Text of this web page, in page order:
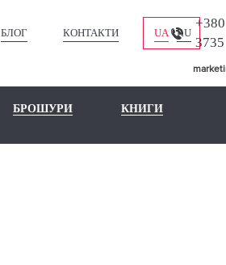
БЛОГ КОНТАКТИ UA RU
3735
БРОШУРИ
КНИГИ